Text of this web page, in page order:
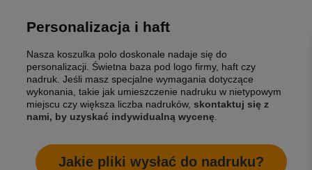
Personalizacja i haft
Nasza koszulka polo doskonale nadaje się do
personalizacji. Świetna baza pod logo firmy, haft czy
nadruk. Jeśli masz specjalne wymagania dotyczące
wykonania, takie jak umieszczenie nadruku w nietypowym
miejscu czy większa liczba nadruków, skontaktuj się z
nami, by uzyskać indywidualną wycenę
Jakie pliki wysłać do nadruku?